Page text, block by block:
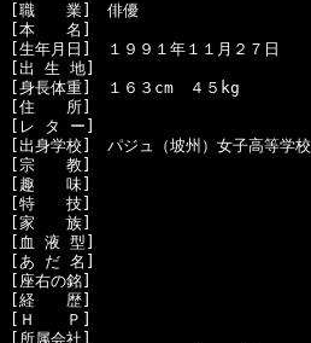
[職　　業]　俳優
[本　　名]
[生年月日]　１９９１年１１月２７日
[出 生 地]
[身長体重]　１６３cm　４５kg
[住　　所]
[レ タ ー]
[出身学校]　パジュ（坡州）女子高等学校
[宗　　教]
[趣　　味]
[特　　技]
[家　　族]
[血 液 型]
[あ だ 名]
[座右の銘]
[経　　歴]
[Ｈ　　Ｐ]
[所属会社]